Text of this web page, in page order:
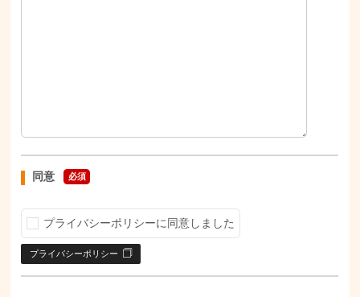
同意 必須
プライバシーポリシーに同意しました
プライバシーポリシー